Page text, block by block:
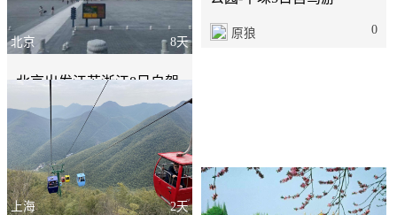
8天
北京
北京出发江苏浙江8日自驾
路书：寒山寺-同里古镇-横
店影视城-瘦西湖8日自驾
原狼 0
北京
2天
上海